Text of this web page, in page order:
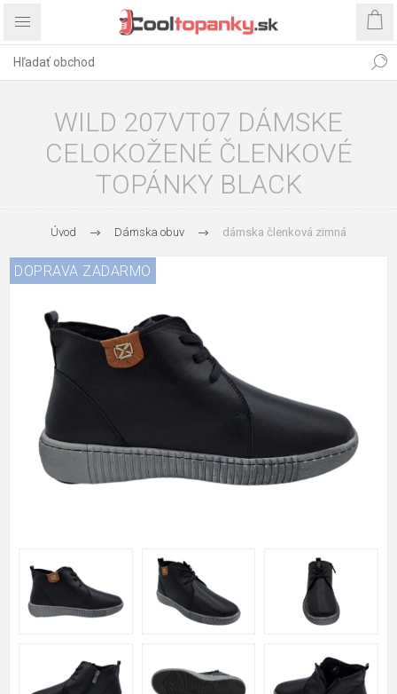
WILD 207VT07 DÁMSKE
CELOKOŽENÉ ČLENKOVÉ
TOPÁNKY BLACK
Úvod Dámska obuv dámska členková zimná
DOPRAVA ZADARMO